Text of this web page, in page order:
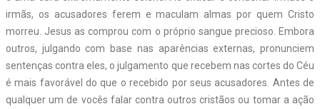
irmãs, os acusadores ferem e maculam almas por quem Cristo
morreu. Jesus as comprou com o próprio sangue precioso. Embora
outros, julgando com base nas aparências externas, pronunciem
sentenças contra eles, o julgamento que recebem nas cortes do Céu
é mais favorável do que o recebido por seus acusadores. Antes de
qualquer um de vocês falar contra outros cristãos ou tomar a ação